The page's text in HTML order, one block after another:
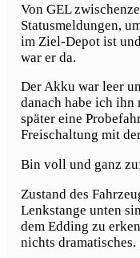
Von GEL
Statusmeldungen,
im Ziel-Depot ist
war er da.
Der Akku war leer
danach habe ich ihn
später eine
Freischaltung mit
Bin voll und ganz
Zustand des
Lenkstange unten
dem Edding zu
nichts dramatisches.